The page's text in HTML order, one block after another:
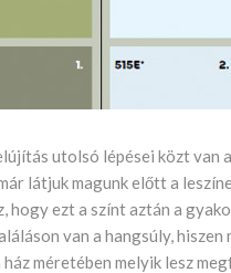
utolsó lépései közt van
látjuk magunk előtt a
hogy ezt a színt aztán a
van a hangsúly,
méretében melyik lesz